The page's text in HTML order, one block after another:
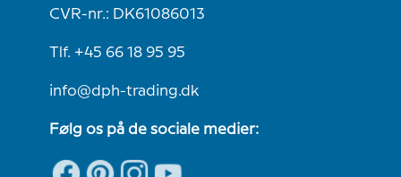
CVR-nr.: DK61086013
Tlf. +45 66 18 95 95
info@dph-trading.dk
Følg os på de sociale medier: